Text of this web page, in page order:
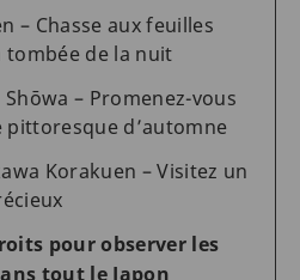
– Chasse aux feuilles
tombée de la nuit
– Promenez-vous
pittoresque d’automne
Korakuen – Visitez un
pour observer les
tout le Japon